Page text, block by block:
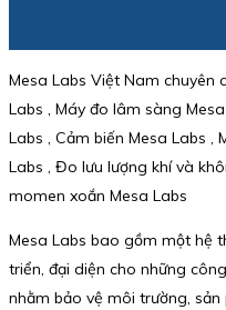
Mesa Labs Việt Nam chuyên
Labs , Máy đo lâm sàng
Labs , Cảm biến Mesa Labs ,
Labs , Đo lưu lượng khí và
momen xoắn Mesa Labs
Mesa Labs bao gồm một hệ
triển, đại diện cho những
nhằm bảo vệ môi trường,